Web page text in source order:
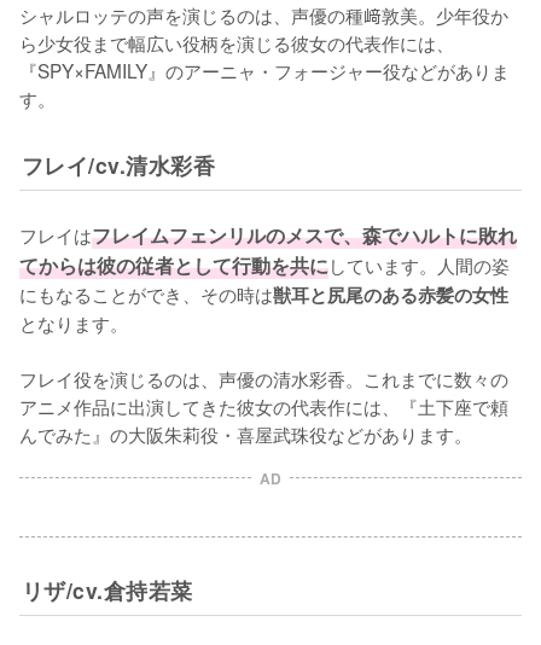
シャルロッテの声を演じるのは、声優の種﨑敦美。少年役か
ら少女役まで幅広い役柄を演じる彼女の代表作には、
『SPY×FAMILY』のアーニャ・フォージャー役などがありま
す。
フレイ/cv.清水彩香
フレイはフレイムフェンリルのメスで、森でハルトに敗れ
てからは彼の従者として行動を共にしています。人間の姿
にもなることができ、その時は獣耳と尻尾のある赤髪の女性
となります。
フレイ役を演じるのは、声優の清水彩香。これまでに数々の
アニメ作品に出演してきた彼女の代表作には、『土下座で頼
んでみた』の大阪朱莉役・喜屋武珠役などがあります。
AD
リザ/cv.倉持若菜